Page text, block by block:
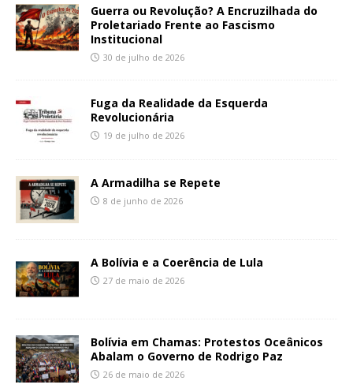
Guerra ou Revolução? A Encruzilhada do
Proletariado Frente ao Fascismo
Institucional
30 de julho de 2026
Fuga da Realidade da Esquerda
Revolucionária
19 de julho de 2026
A Armadilha se Repete
8 de junho de 2026
A Bolívia e a Coerência de Lula
27 de maio de 2026
Bolívia em Chamas: Protestos Oceânicos
Abalam o Governo de Rodrigo Paz
26 de maio de 2026